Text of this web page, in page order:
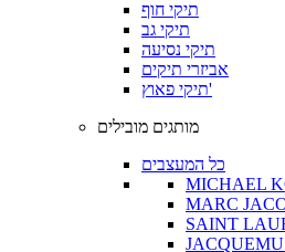
תיקי חוף
תיקי גב
תיקי נסיעה
אביזרי תיקים
תיקי פאוץ'
מותגים מובילים
כל המעצבים
MICHAEL
MARC
SAINT